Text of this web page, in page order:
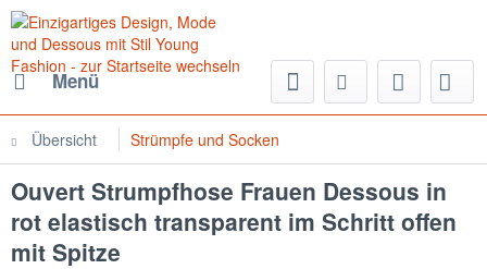
Menü
Übersicht Strümpfe und Socken
Ouvert Strumpfhose Frauen Dessous in
rot elastisch transparent im Schritt offen
mit Spitze